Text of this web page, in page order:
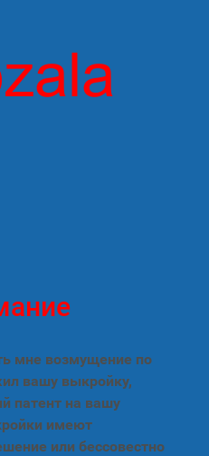
мне возмущение по
вашу выкройку,
патент на вашу
имеют
или бессовестно